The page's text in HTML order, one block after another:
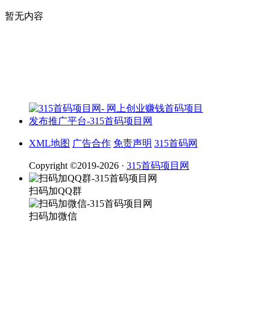
暂无内容
XML地图 广告合作 免责声明 315首码网
Copyright ©2019-2026 · 315首码项目网
扫码加QQ群
扫码加微信